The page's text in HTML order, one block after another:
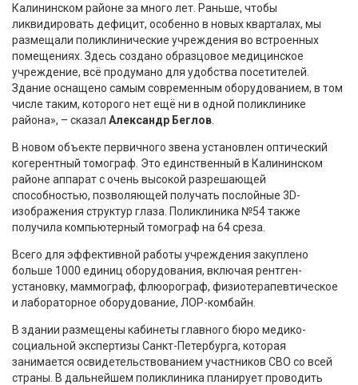
Калининском районе за много лет. Раньше, чтобы
ликвидировать дефицит, особенно в новых кварталах, мы
размещали поликлинические учреждения во встроенных
помещениях. Здесь создано образцовое медицинское
учреждение, всё продумано для удобства посетителей.
Здание оснащено самым современным оборудованием, в том
числе таким, которого нет ещё ни в одной поликлинике
района», – сказал Александр Беглов
В новом объекте первичного звена установлен оптический
когерентный томограф. Это единственный в Калининском
районе аппарат с очень высокой разрешающей
способностью, позволяющей получать послойные 3D-
изображения структур глаза. Поликлиника №54 также
получила компьютерный томограф на 64 среза.
Всего для эффективной работы учреждения закуплено
больше 1000 единиц оборудования, включая рентген-
установку, маммограф, флюорограф, физиотерапевтическое
и лабораторное оборудование, ЛОР-комбайн.
В здании размещены кабинеты главного бюро медико-
социальной экспертизы Санкт-Петербурга, которая
занимается освидетельствованием участников СВО со всей
страны. В дальнейшем поликлиника планирует проводить